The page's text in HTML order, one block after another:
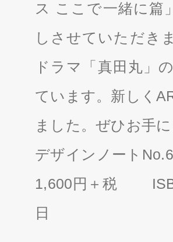
ス ここで一緒に篇
しさせていただき
ドラマ「真田丸」
ています。新しく
ました。ぜひお手
デザインノート
1,600円＋税
日